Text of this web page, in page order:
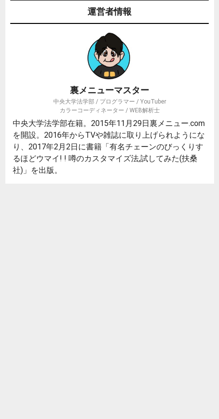
運営者情報
裏メニューマスター
中央大学法学部 / プログラマー / YouTuber
カラーコーディネーター / WEB解析士
中央大学法学部在籍。2015年11月29日裏メニュー.com
を開設。2016年からTVや雑誌に取り上げられようにな
り、2017年2月2日に書籍「有名チェーンのびっくりす
るほどウマイ! ! 噂のカスタマイズ法,試してみた(扶桑
社)」を出版。